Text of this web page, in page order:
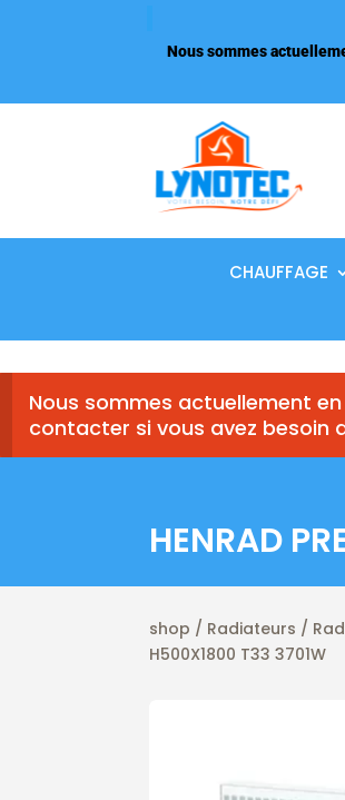
Nous sommes
CHAUFFAGE
Nous sommes actuellement
contacter si vous avez besoin
HENRAD
shop / Radiateurs /
H500X1800 T33 3701W